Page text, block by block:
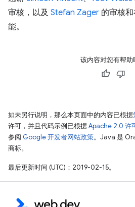
审核，以及 Stefan Zager 的审核
能。
该内容对您有帮助
如未另行说明，那么本页面中的内容已根据
许可，并且代码示例已根据Apache 2.0 许
参阅 Google 开发者网站政策。Java 是
商标。
最后更新时间 (UTC)：2019-02-15。